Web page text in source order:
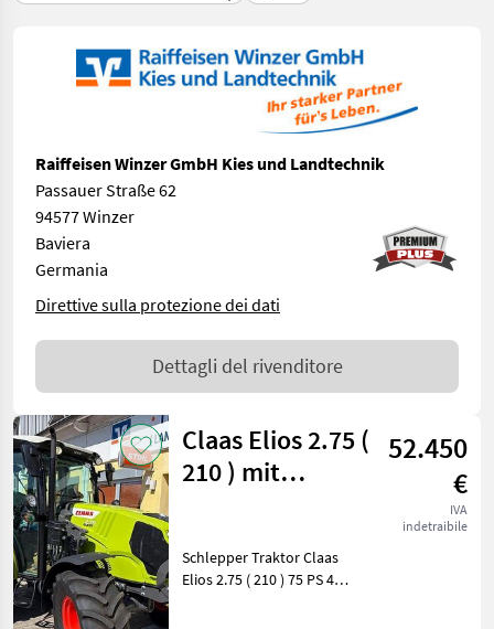
Raiffeisen Winzer GmbH Kies und Landtechnik
Passauer Straße 62
94577 Winzer
Baviera
Germania
Direttive sulla protezione dei dati
Dettagli del rivenditore
Claas Elios 2.75 (
210 ) mit
52.450
€
IVA
indetraibile
Schlepper Traktor Claas
Elios 2.75 ( 210 ) 75 PS 4